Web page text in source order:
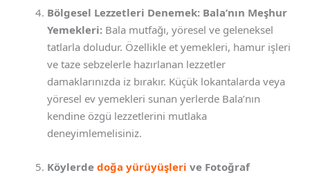
Bölgesel Lezzetleri Denemek: Bala’nın Meşhur
Yemekleri: Bala mutfağı, yöresel ve geleneksel
tatlarla doludur. Özellikle et yemekleri, hamur işleri
ve taze sebzelerle hazırlanan lezzetler
damaklarınızda iz bırakır. Küçük lokantalarda veya
yöresel ev yemekleri sunan yerlerde Bala’nın
kendine özgü lezzetlerini mutlaka
deneyimlemelisiniz.
Köylerdedoğa yürüyüşleri ve Fotoğraf